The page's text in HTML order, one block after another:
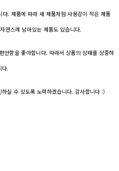
. 제품에 따라 새 제품처럼 사용감이 적은 제품
연스레 남아있는 제품도 있습니다.
안함을 좋아합니다. 따라서 상품의 상태를 상중하
다.
실 수 있도록 노력하겠습니다. 감사합니다 :)